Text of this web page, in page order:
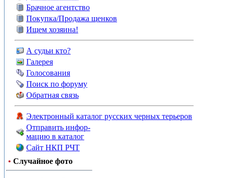
Брачное агентство
Покупка/Продажа щенков
Ищем хозяина!
А судьи кто?
Галерея
Голосования
Поиск по форуму
Обратная связь
Электронный каталог русских черных терьеров
Отправить инфор-
мацию в каталог
Сайт НКП РЧТ
• Случайное фото